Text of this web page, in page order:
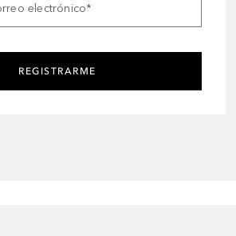
electrónico*
REGISTRARME